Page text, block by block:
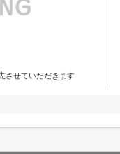
させていただきます